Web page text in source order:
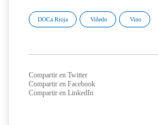
DOCa Rioja Viñedo Vino
Compartir en Twitter
Compartir en Facebook
Compartir en LinkedIn